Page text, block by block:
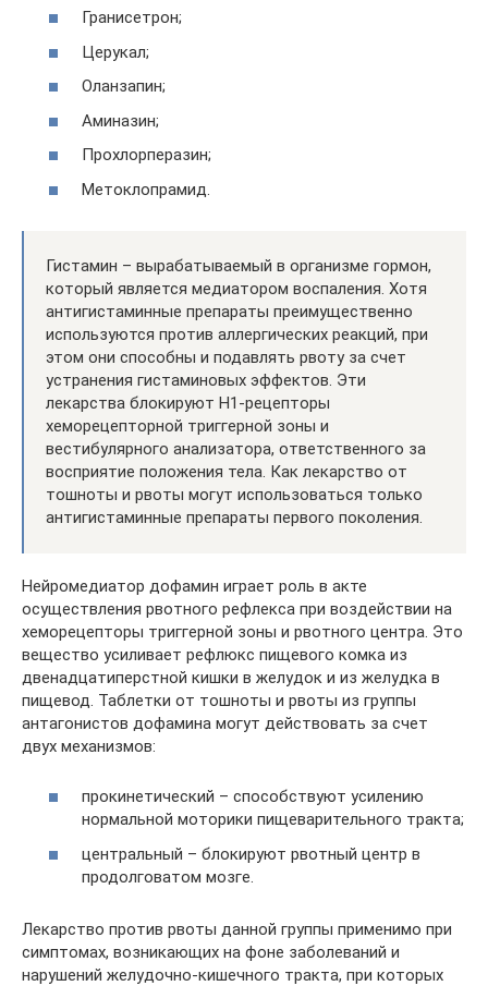
Гранисетрон;
Церукал;
Оланзапин;
Аминазин;
Прохлорперазин;
Метоклопрамид.
Гистамин – вырабатываемый в организме гормон,
который является медиатором воспаления. Хотя
антигистаминные препараты преимущественно
используются против аллергических реакций, при
этом они способны и подавлять рвоту за счет
устранения гистаминовых эффектов. Эти
лекарства блокируют H1-рецепторы
хеморецепторной триггерной зоны и
вестибулярного анализатора, ответственного за
восприятие положения тела. Как лекарство от
тошноты и рвоты могут использоваться только
антигистаминные препараты первого поколения.
Нейромедиатор дофамин играет роль в акте
осуществления рвотного рефлекса при воздействии на
хеморецепторы триггерной зоны и рвотного центра. Это
вещество усиливает рефлюкс пищевого комка из
двенадцатиперстной кишки в желудок и из желудка в
пищевод. Таблетки от тошноты и рвоты из группы
антагонистов дофамина могут действовать за счет
двух механизмов:
прокинетический – способствуют усилению
нормальной моторики пищеварительного тракта;
центральный – блокируют рвотный центр в
продолговатом мозге.
Лекарство против рвоты данной группы применимо при
симптомах, возникающих на фоне заболеваний и
нарушений желудочно-кишечного тракта, при которых